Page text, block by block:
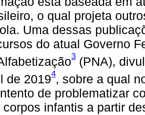
o qual projeta
Uma dessas
do atual Governo
3 (PNA),
de 20194, sobre a qual
de problematizar
corpos infantis a partir